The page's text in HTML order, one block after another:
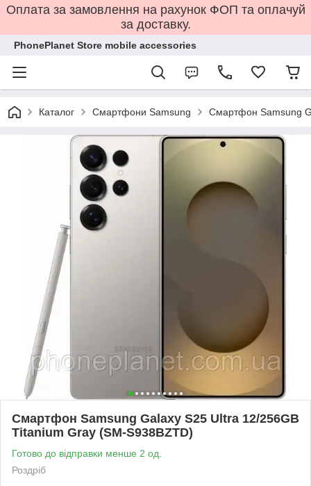
Оплата за замовлення на рахунок ФОП та оплачуй
за доставку.
PhonePlanet Store mobile accessories
Каталог Смартфони Samsung Смартфон Samsung
Смартфон Samsung Galaxy S25 Ultra 12/256GB
Titanium Gray (SM-S938BZTD)
Готово до відправки менше 2 од.
Роздріб